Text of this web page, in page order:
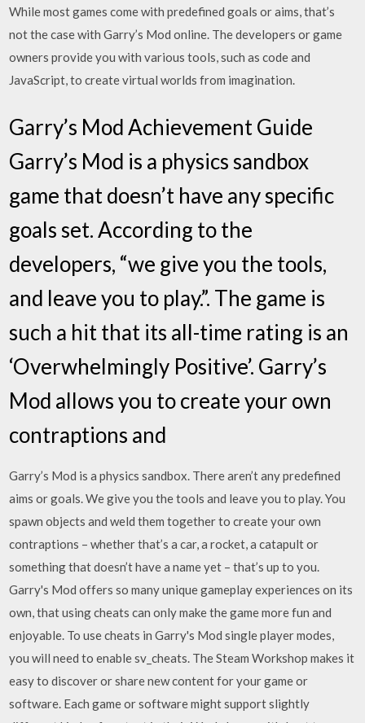
While most games come with predefined goals or aims, that’s
not the case with Garry’s Mod online. The developers or game
owners provide you with various tools, such as code and
JavaScript, to create virtual worlds from imagination.
Garry’s Mod Achievement Guide
Garry’s Mod is a physics sandbox
game that doesn’t have any specific
goals set. According to the
developers, “we give you the tools,
and leave you to play.”. The game is
such a hit that its all-time rating is an
‘Overwhelmingly Positive’. Garry’s
Mod allows you to create your own
contraptions and
Garry’s Mod is a physics sandbox. There aren’t any predefined
aims or goals. We give you the tools and leave you to play. You
spawn objects and weld them together to create your own
contraptions – whether that’s a car, a rocket, a catapult or
something that doesn’t have a name yet – that’s up to you.
Garry's Mod offers so many unique gameplay experiences on its
own, that using cheats can only make the game more fun and
enjoyable. To use cheats in Garry's Mod single player modes,
you will need to enable sv_cheats. The Steam Workshop makes it
easy to discover or share new content for your game or
software. Each game or software might support slightly